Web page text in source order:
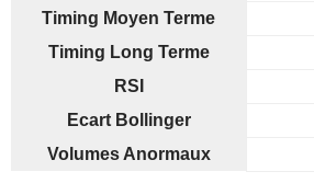
Timing Moyen Terme
Timing Long Terme
RSI
Ecart Bollinger
Volumes Anormaux